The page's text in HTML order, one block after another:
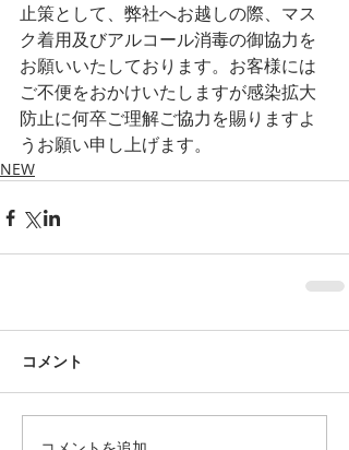
止策として、弊社へお越しの際、マス
ク着用及びアルコール消毒の御協力を
お願いいたしております。お客様には
ご不便をおかけいたしますが感染拡大
防止に何卒ご理解ご協力を賜りますよ
うお願い申し上げます。
NEW
コメント